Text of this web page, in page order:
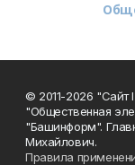
© 2011-2026 "Сайт
"Общественная
"Башинформ".
Михайлович.
Правила